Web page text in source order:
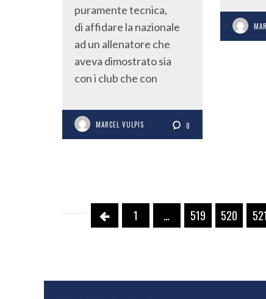
puramente tecnica,
di affidare la nazionale
ad un allenatore che
aveva dimostrato sia
con i club che con
MARCEL VULPIS 0
1 … 519 520 521